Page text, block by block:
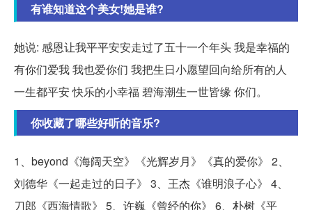
有谁知道这个美女!她是谁?
她说: 感恩让我平平安安走过了五十一个年头 我是幸福的
有你们爱我 我也爱你们 我把生日小愿望回向给所有的人
一生都平安 快乐的小幸福 碧海潮生一世皆缘 你们。
你收藏了哪些好听的音乐?
1、beyond《海阔天空》《光辉岁月》《真的爱你》 2、
刘德华《一起走过的日子》 3、王杰《谁明浪子心》 4、
刀郎《西海情歌》 5、许巍《曾经的你》 6、朴树《平